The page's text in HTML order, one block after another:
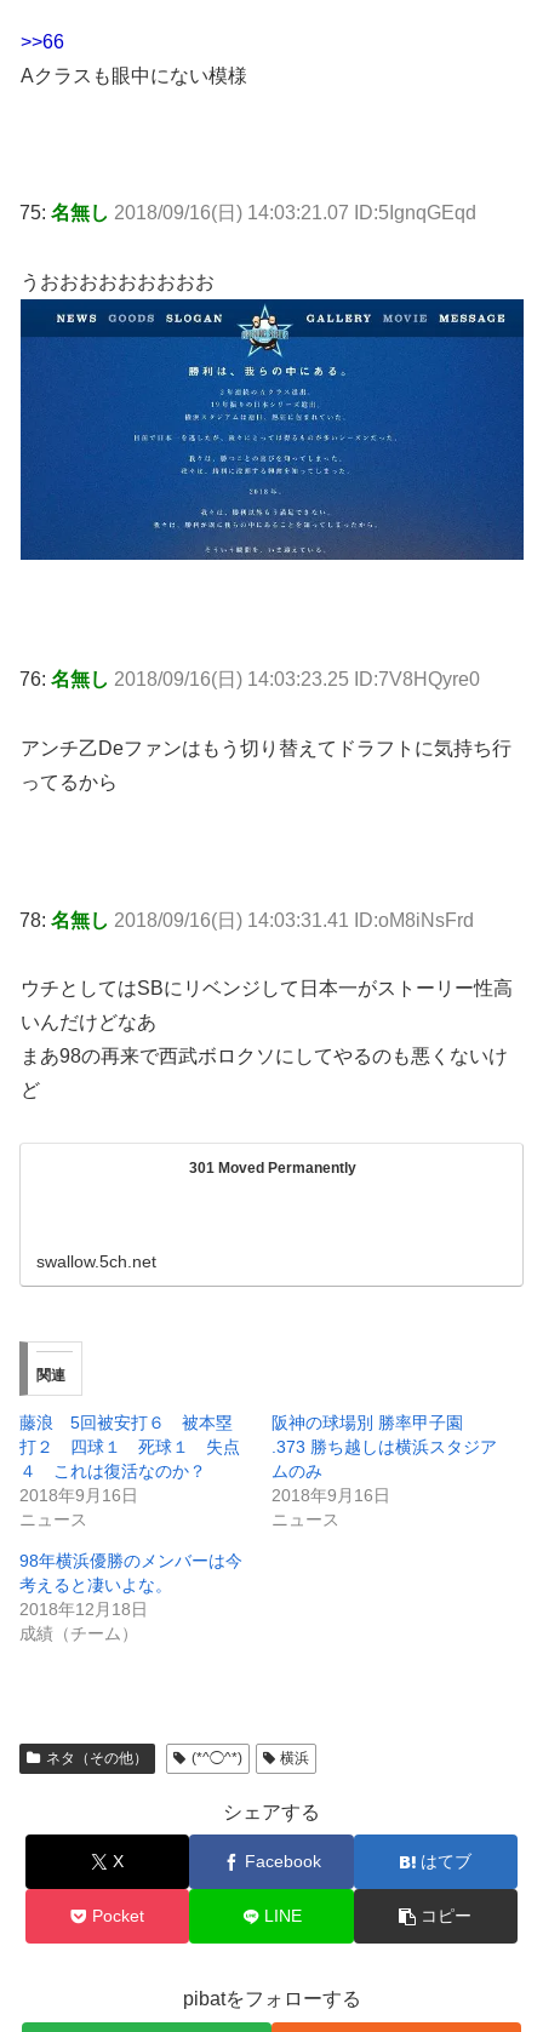
>>66
Aクラスも眼中にない模様
75: 名無し 2018/09/16(日) 14:03:21.07 ID:5IgnqGEqd
うおおおおおおおおお
76: 名無し 2018/09/16(日) 14:03:23.25 ID:7V8HQyre0
アンチ乙Deファンはもう切り替えてドラフトに気持ち行
ってるから
78: 名無し 2018/09/16(日) 14:03:31.41 ID:oM8iNsFrd
ウチとしてはSBにリベンジして日本一がストーリー性高
いんだけどなあ
まあ98の再来で西武ボロクソにしてやるのも悪くないけ
ど
301 Moved Permanently
swallow.5ch.net
関連
藤浪 5回被安打６ 被本塁
打２ 四球１ 死球１ 失点
４ これは復活なのか？
2018年9月16日
ニュース
阪神の球場別 勝率甲子園
.373 勝ち越しは横浜スタジア
ムのみ
2018年9月16日
ニュース
98年横浜優勝のメンバーは今
考えると凄いよな。
2018年12月18日
成績（チーム）
ネタ（その他） (*^◯^*) 横浜
シェアする
X Facebook はてブ
Pocket LINE コピー
pibatをフォローする